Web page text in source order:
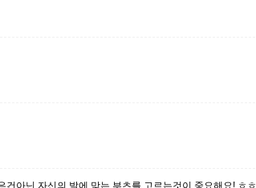
건아닌 자신의 발에 맞는 부츠를 고르는것이 중요해요! ㅎㅎ